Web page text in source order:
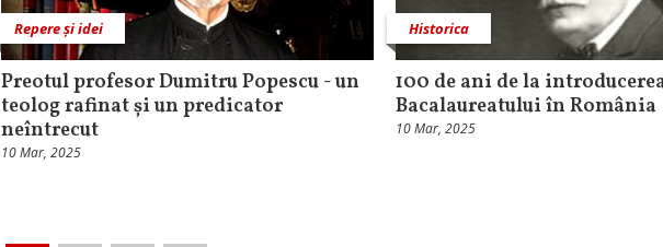
Repere și idei
Preotul profesor Dumitru Popescu - un
teolog rafinat și un predicator
neîntrecut
10 Mar, 2025
Historica
100 de ani de la
Bacalaureatului în România
10 Mar, 2025